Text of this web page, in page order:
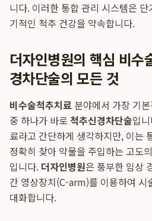
니다. 이러한 통합 관리 시스템은
기적인 척추 건강을 약속합니다.
더자인병원의 핵심 비수
경차단술의 모든 것
비수술척추치료 분야에서 가장 기
중 하나가 바로 척추신경차단술입
료라고 간단하게 생각하지만, 이는
정확히 찾아 약물을 주입하는 고도
입니다. 더자인병원은 풍부한 임상
간 영상장치(C-arm)를 이용하여 시
대화합니다.